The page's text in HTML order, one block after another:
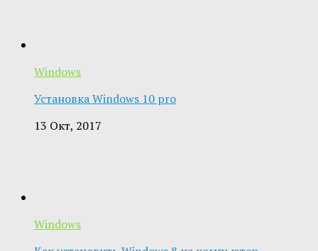
Windows
Установка Windows 10 pro
13 Окт, 2017
Windows